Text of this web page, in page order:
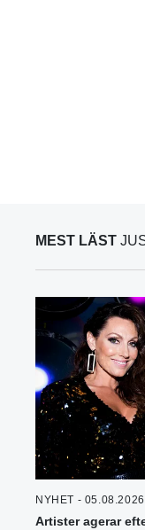
MEST LÄST
NYHET - 05.08.2026
Artister agerar